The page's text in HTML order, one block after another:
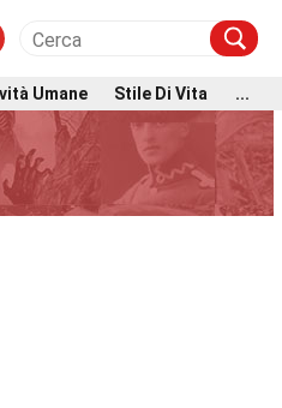
Umane Stile Di Vita
...